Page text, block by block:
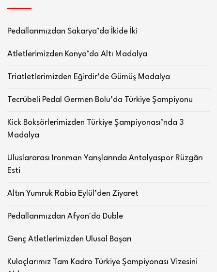
Pedallarımızdan Sakarya’da İkide İki
Atletlerimizden Konya’da Altı Madalya
Triatletlerimizden Eğirdir’de Gümüş Madalya
Tecrübeli Pedal Germen Bolu’da Türkiye Şampiyonu
Kick Boksörlerimizden Türkiye Şampiyonası’nda 3
Madalya
Uluslararası Ironman Yarışlarında Antalyaspor Rüzgârı
Esti
Altın Yumruk Rabia Eylül’den Ziyaret
Pedallarımızdan Afyon'da Duble
Genç Atletlerimizden Ulusal Başarı
Kulaçlarımız Tam Kadro Türkiye Şampiyonası Vizesini